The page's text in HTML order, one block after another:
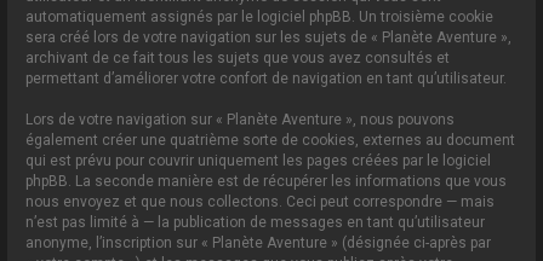
automatiquement assignés par le logiciel phpBB. Un troisième cookie
sera créé lors de votre navigation sur les sujets de « Planète Aventure »,
archivant de ce fait tous les sujets que vous avez consultés et
permettant d’améliorer votre confort de navigation en tant qu’utilisateur.
Lors de votre navigation sur « Planète Aventure », nous pouvons
également créer une quatrième sorte de cookies, externes au document
qui est prévu pour couvrir uniquement les pages créées par le logiciel
phpBB. La seconde manière est de récupérer les informations que vous
nous envoyez et que nous collectons. Ceci peut correspondre — mais
n’est pas limité à — la publication de messages en tant qu’utilisateur
anonyme, l’inscription sur « Planète Aventure » (désignée ci-après par